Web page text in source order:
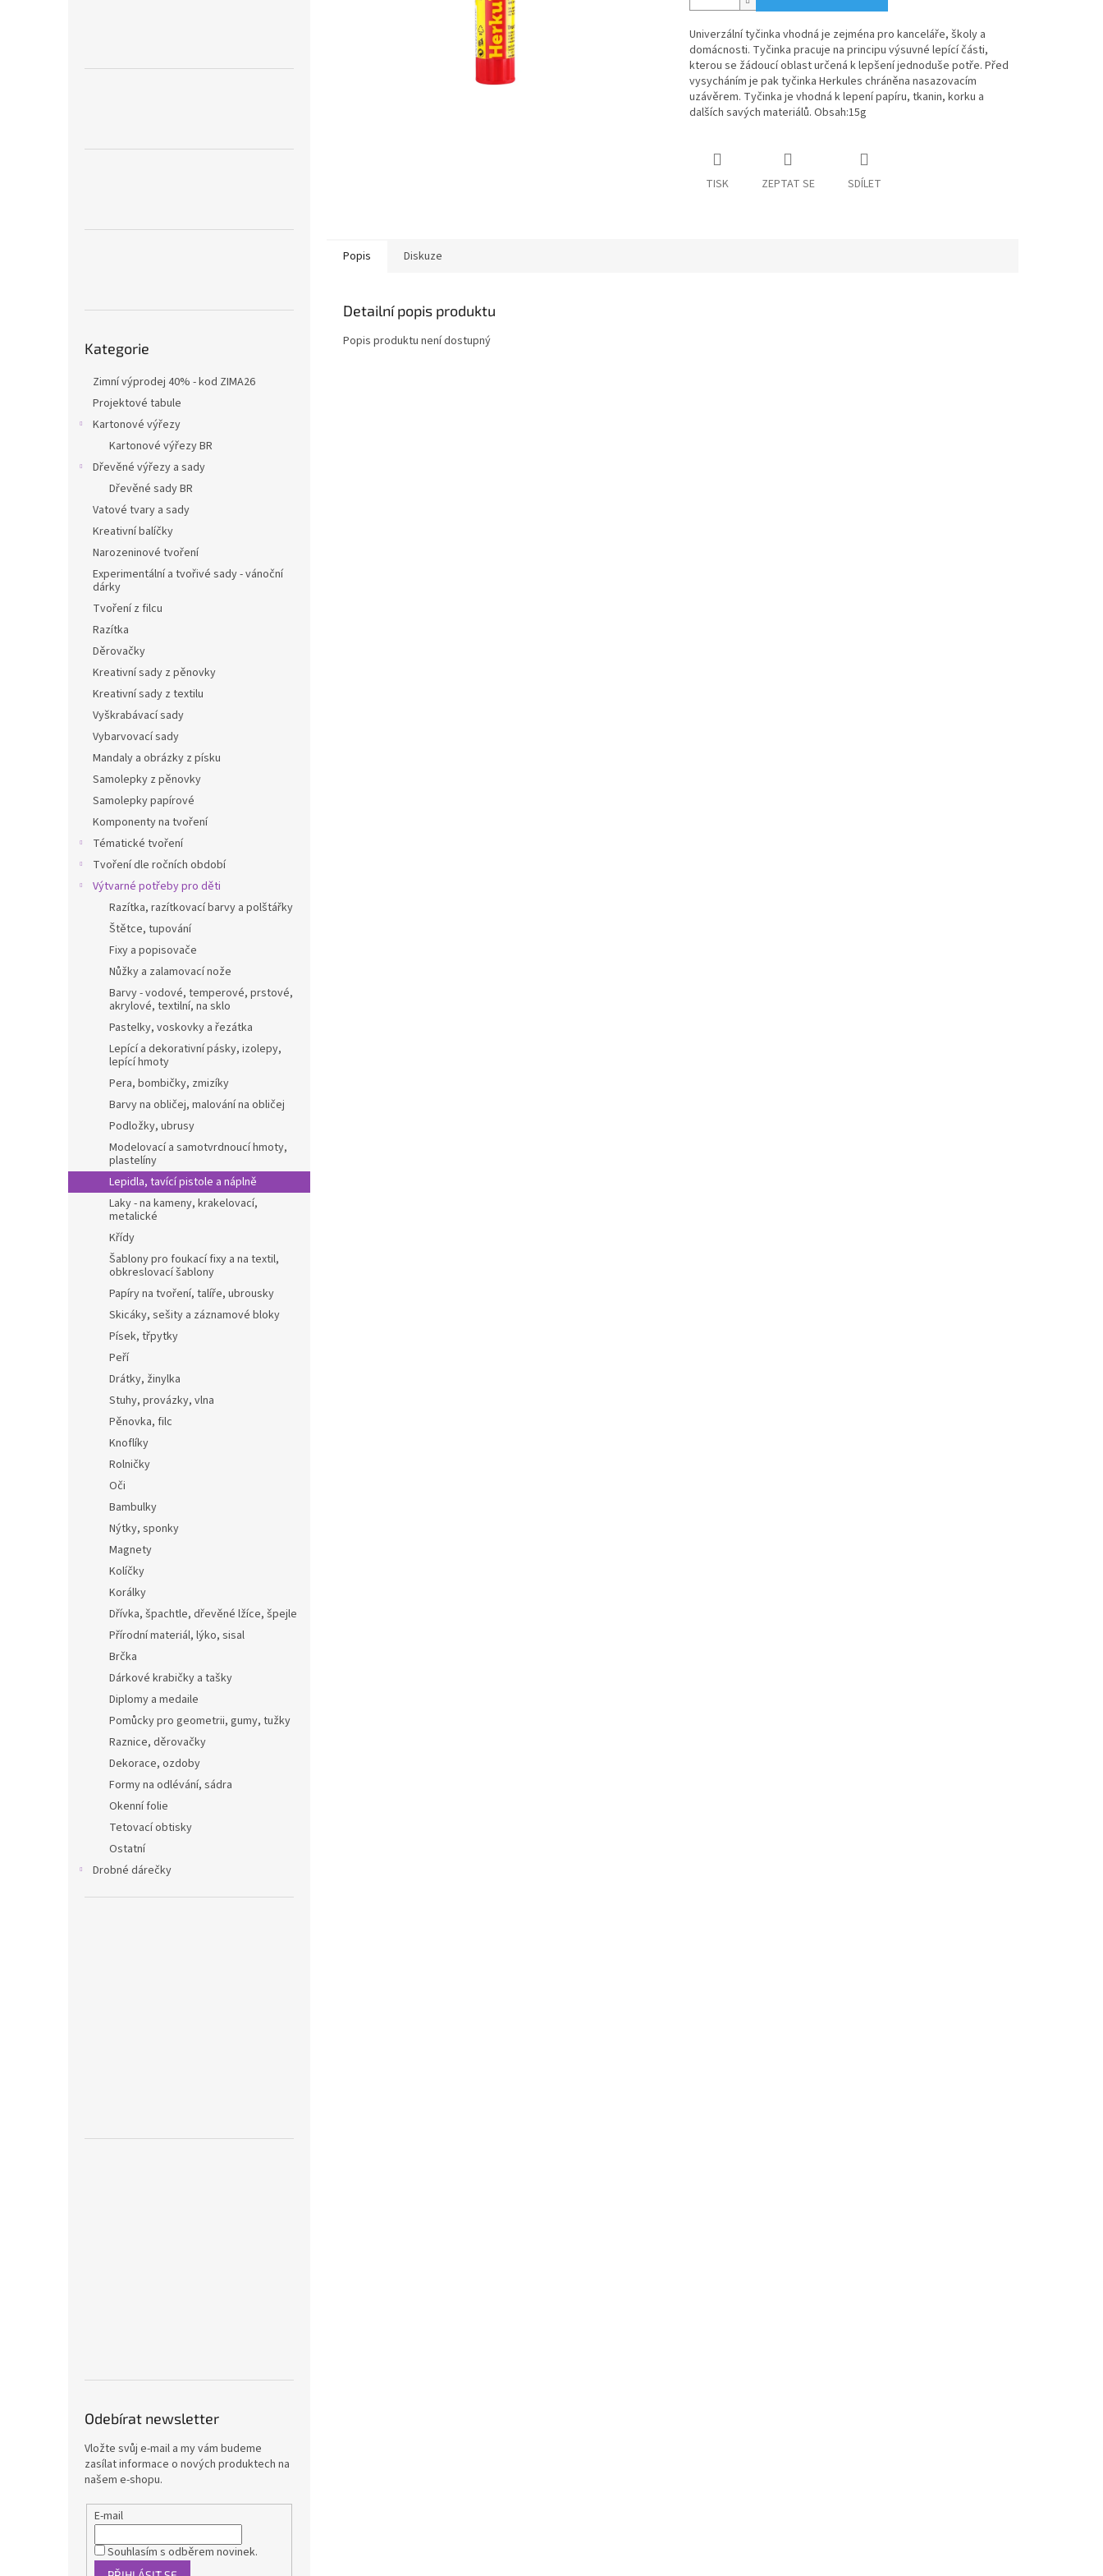
kategorie
Kategorie
Zimní výprodej 40% - kod ZIMA26
Projektové tabule
Kartonové výřezy
Kartonové výřezy BR
Dřevěné výřezy a sady
Dřevěné sady BR
Vatové tvary a sady
Kreativní balíčky
Narozeninové tvoření
Experimentální a tvořivé sady - vánoční
dárky
Tvoření z filcu
Razítka
Děrovačky
Kreativní sady z pěnovky
Kreativní sady z textilu
Vyškrabávací sady
Vybarvovací sady
Mandaly a obrázky z písku
Samolepky z pěnovky
Samolepky papírové
Komponenty na tvoření
Tématické tvoření
Tvoření dle ročních období
Výtvarné potřeby pro děti
Razítka, razítkovací barvy a polštářky
Štětce, tupování
Fixy a popisovače
Nůžky a zalamovací nože
Barvy - vodové, temperové, prstové,
akrylové, textilní, na sklo
Pastelky, voskovky a řezátka
Lepící a dekorativní pásky, izolepy,
lepící hmoty
Pera, bombičky, zmizíky
Barvy na obličej, malování na obličej
Podložky, ubrusy
Modelovací a samotvrdnoucí hmoty,
plastelíny
Lepidla, tavící pistole a náplně
Laky - na kameny, krakelovací,
metalické
Křídy
Šablony pro foukací fixy a na textil,
obkreslovací šablony
Papíry na tvoření, talíře, ubrousky
Skicáky, sešity a záznamové bloky
Písek, třpytky
Peří
Drátky, žinylka
Stuhy, provázky, vlna
Pěnovka, filc
Knoflíky
Rolničky
Oči
Bambulky
Nýtky, sponky
Magnety
Kolíčky
Korálky
Dřívka, špachtle, dřevěné lžíce, špejle
Přírodní materiál, lýko, sisal
Brčka
Dárkové krabičky a tašky
Diplomy a medaile
Pomůcky pro geometrii, gumy, tužky
Raznice, děrovačky
Dekorace, ozdoby
Formy na odlévání, sádra
Okenní folie
Tetovací obtisky
Ostatní
Drobné dárečky
Odebírat newsletter
Vložte svůj e-mail a my vám budeme
zasílat informace o nových produktech na
našem e-shopu.
E-mail
Souhlasím s odběrem novinek.
Univerzální tyčinka vhodná je zejména pro kanceláře, školy a
domácnosti. Tyčinka pracuje na principu výsuvné lepící části,
kterou se žádoucí oblast určená k lepšení jednoduše potře. Před
vysycháním je pak tyčinka Herkules chráněna nasazovacím
uzávěrem. Tyčinka je vhodná k lepení papíru, tkanin, korku a
dalších savých materiálů. Obsah:15g
TISK ZEPTAT SE SDÍLET
Popis Diskuze
Detailní popis produktu
Popis produktu není dostupný